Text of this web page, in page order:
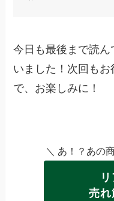
今日も最後まで読
いました！次回も
で、お楽しみに！
＼ あ！？あの
売